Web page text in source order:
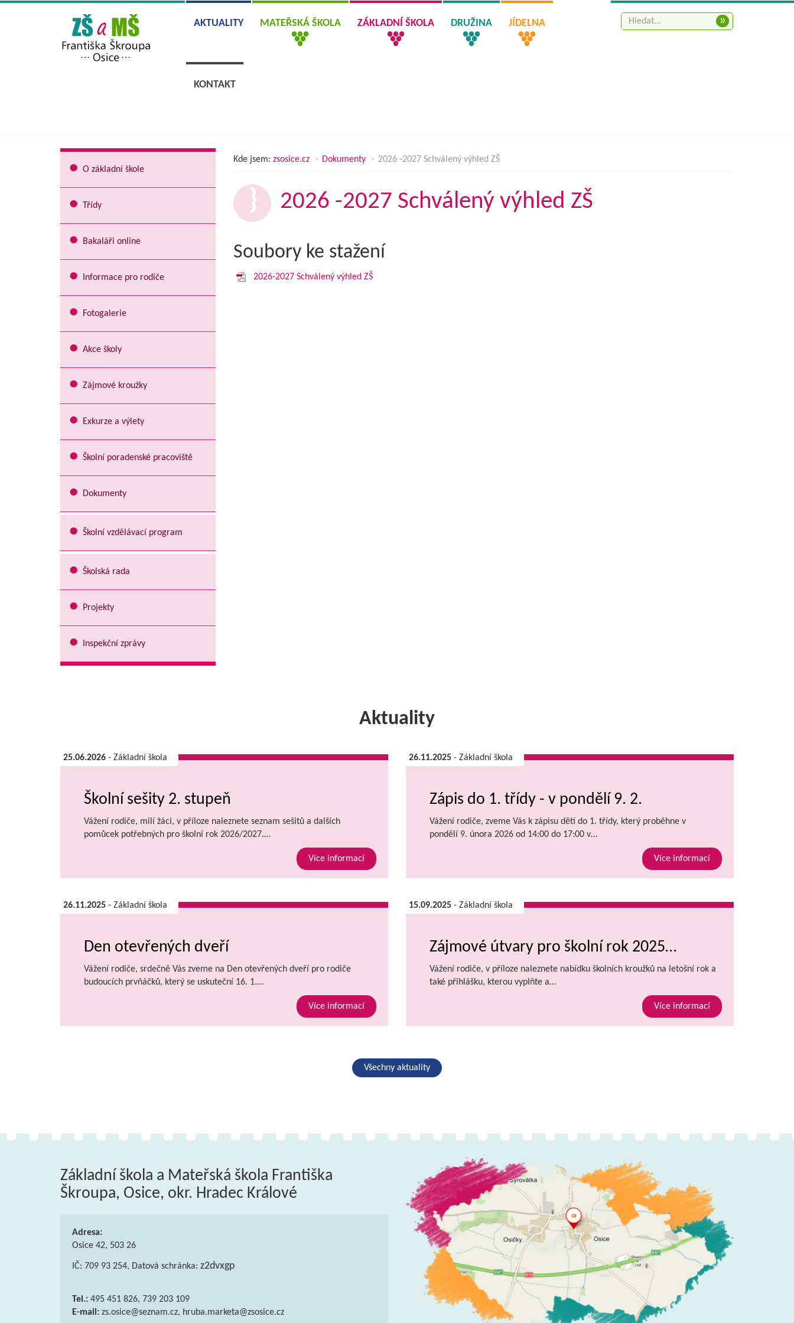
AKTUALITY MATEŘSKÁ ŠKOLA ZÁKLADNÍ ŠKOLA DRUŽINA JÍDELNA
KONTAKT
»
Kde jsem: zsosice.cz Dokumenty 2026 -2027 Schválený výhled ZŠ
2026 -2027 Schválený výhled ZŠ
Soubory ke stažení
2026-2027 Schválený výhled ZŠ
O základní škole
Třídy
Bakaláři online
Informace pro rodiče
Fotogalerie
Akce školy
Zájmové kroužky
Exkurze a výlety
Školní poradenské pracoviště
Dokumenty
Školní vzdělávací program
Školská rada
Projekty
Inspekční zprávy
Aktuality
25.06.2026 - Základní škola
Školní sešity 2. stupeň
Vážení rodiče, milí žáci, v příloze naleznete seznam sešitů a dalších
pomůcek potřebných pro školní rok 2026/2027.…
Více informací
26.11.2025 - Základní škola
Zápis do 1. třídy - v pondělí 9. 2.
Vážení rodiče, zveme Vás k zápisu dětí do 1. třídy, který proběhne v
pondělí 9. února 2026 od 14:00 do 17:00 v…
Více informací
26.11.2025 - Základní škola
Den otevřených dveří
Vážení rodiče, srdečně Vás zveme na Den otevřených dveří pro rodiče
budoucích prvňáčků, který se uskuteční 16. 1.…
Více informací
15.09.2025 - Základní škola
Zájmové útvary pro školní rok 2025…
Vážení rodiče, v příloze naleznete nabídku školních kroužků na letošní rok a
také přihlášku, kterou vyplňte a…
Více informací
Všechny aktuality
Základní škola a Mateřská škola Františka
Škroupa, Osice, okr. Hradec Králové
Adresa:
Osice 42, 503 26
IČ: 709 93 254, Datová schránka: z2dvxgp
Tel.: 495 451 826, 739 203 109
E-mail: zs.osice@seznam.cz, hruba.marketa@zsosice.cz